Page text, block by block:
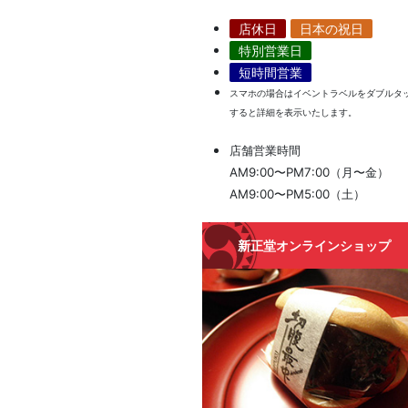
店休日
日本の祝日
特別営業日
短時間営業
スマホの場合はイベントラベルをダブルタ
すると詳細を表示いたします。
店舗営業時間
AM9:00〜PM7:00（月〜金）
AM9:00〜PM5:00（土）
新正堂オンラインショップ